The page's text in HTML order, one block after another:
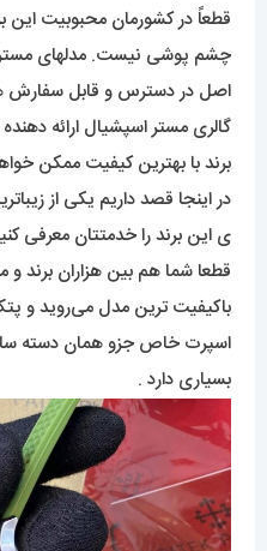
قطعاً در کشورمان محبوبیت این
چشم پوشی نیست. مدلهای مستر
اصل در دسترس و قابل
گالری مستر اسپشیال ارائه
برند با بهترین کیفیت ممکن
در اینجا قصد داریم یکی از
ی این برند را خدمتتان معرفی
قطعا شما هم بین هزاران برند
باکیفیت ترین مدل می‌روید و
اسپرت خاص جزو همان دسته
بسیاری دارد .